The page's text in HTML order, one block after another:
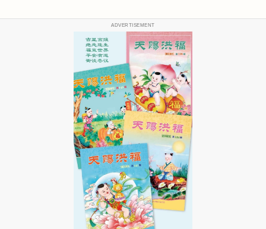
ADVERTISEMENT